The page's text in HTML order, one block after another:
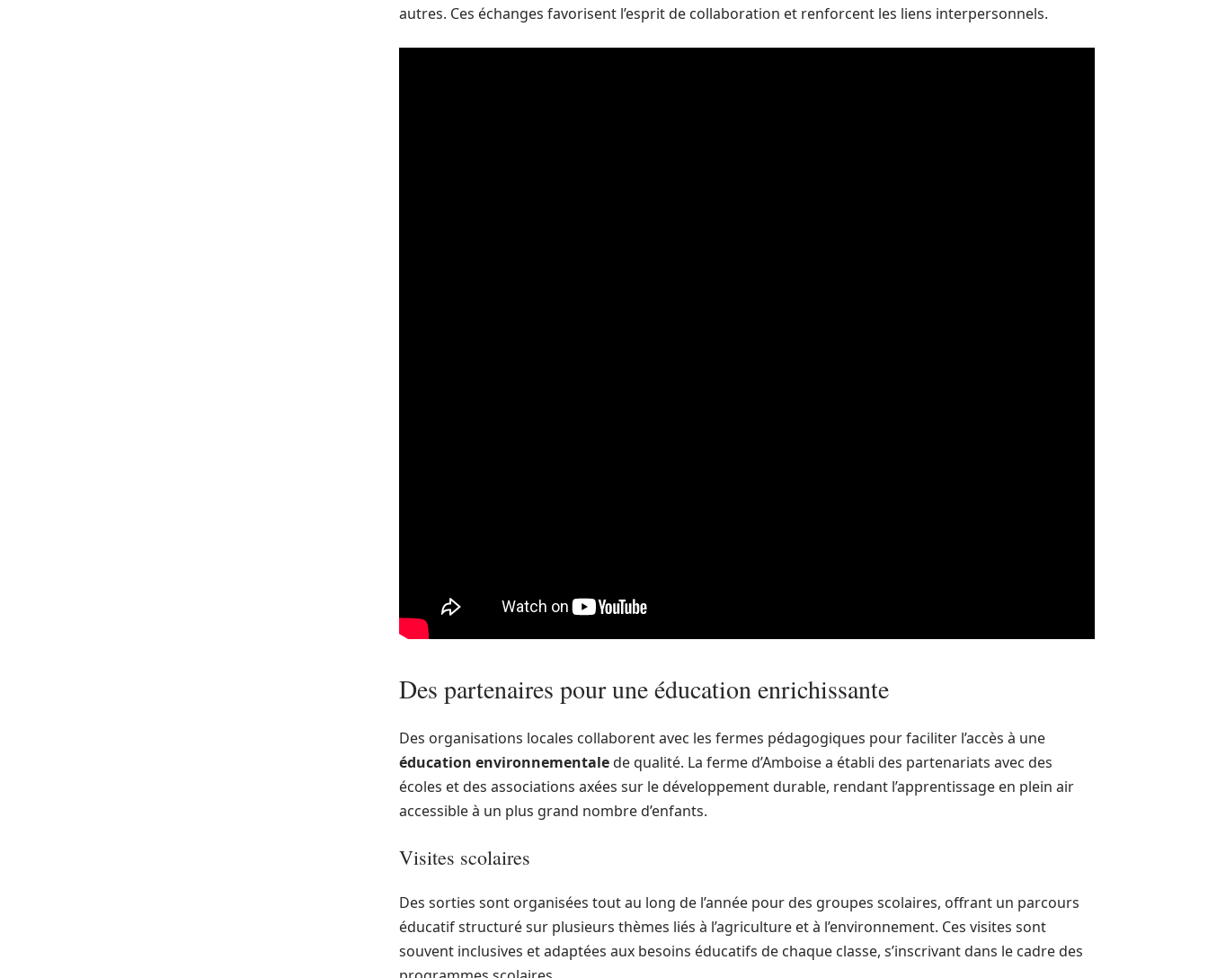
autres. Ces échanges favorisent l’esprit de collaboration et renforcent les liens interpersonnels.
Des partenaires pour une éducation enrichissante
Des organisations locales collaborent avec les fermes pédagogiques pour faciliter l’accès à une
éducation environnementalede qualité. La ferme d’Amboise a établi des partenariats avec des
écoles et des associations axées sur le développement durable, rendant l’apprentissage en plein air
accessible à un plus grand nombre d’enfants.
Visites scolaires
Des sorties sont organisées tout au long de l’année pour des groupes scolaires, offrant un parcours
éducatif structuré sur plusieurs thèmes liés à l’agriculture et à l’environnement. Ces visites sont
souvent inclusives et adaptées aux besoins éducatifs de chaque classe, s’inscrivant dans le cadre des